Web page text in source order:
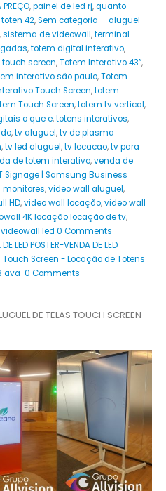
PREÇO,painel de led rj,quanto
42,Sem categoria - aluguel
,sistema de videowall,terminal
,totem digital interativo,
screen,Totem Interativo 43”,
interativo são paulo,Totem
Touch Screen,totem
Touch Screen,totem tv vertical,
o que e,totens interativos,
,tv aluguel,tv de plasma
,tv led aluguel,tv locacao,tv para
de totem interativo,venda de
Signage | Samsung Business
monitores,video wall aluguel,
HD,video wall locação,video wall
4K locação locação de tv,
videowall led 0 Comments
LED POSTER-VENDA DE LED
Touch Screen - Locação de Totens
ava 0 Comments
DE TELAS TOUCH SCREEN